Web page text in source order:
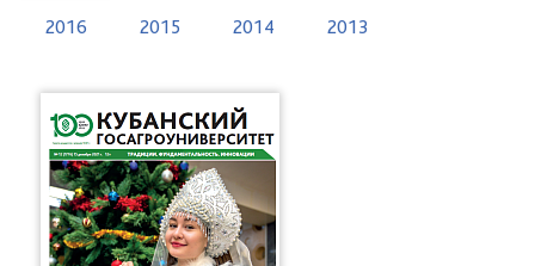
2016 2015 2014 2013